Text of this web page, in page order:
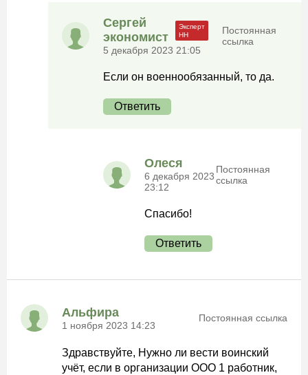
Сергей
экономист
5 декабря 2023 21:05
Постоянная
ссылка
Если он военнообязанный, то да.
Ответить
Олеся
6 декабря 2023
23:12
Постоянная
ссылка
Спасибо!
Ответить
Альфира
1 ноября 2023 14:23
Постоянная ссылка
Здравствуйте, Нужно ли вести воинский
учёт, если в организации ООО 1 работник,